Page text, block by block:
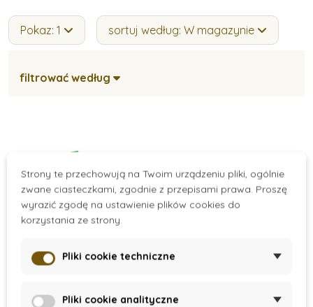
Pokaz: 1 sortuj według: W magazynie
filtrować według
On Request
MyMoo - Książeczka
Strony te przechowują na Twoim urządzeniu pliki, ogólnie
zwane ciasteczkami, zgodnie z przepisami prawa. Proszę
wyrazić zgodę na ustawienie plików cookies do
korzystania ze strony.
Pliki cookie techniczne
Pliki cookie analityczne